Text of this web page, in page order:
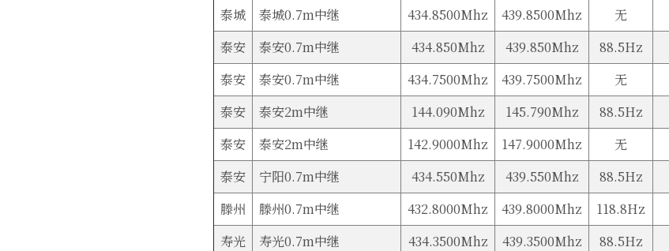
泰城
泰城0.7m中继 434.8500Mhz 439.8500Mhz 无
泰安
泰安0.7m中继 434.850Mhz 439.850Mhz
88.5Hz
泰安
泰安0.7m中继 434.7500Mhz 439.7500Mhz 无
泰安
泰安2m中继 144.090Mhz 145.790Mhz
88.5Hz
泰安
泰安2m中继 142.9000Mhz 147.9000Mhz 无
泰安
宁阳0.7m中继 434.550Mhz 439.550Mhz
88.5Hz
滕州
滕州0.7m中继 432.8000Mhz 439.8000Mhz 118.8Hz
寿光
寿光0.7m中继 434.3500Mhz 439.3500Mhz 88.5Hz